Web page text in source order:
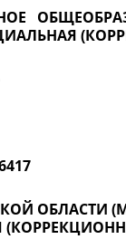
ОБЛАСТИ